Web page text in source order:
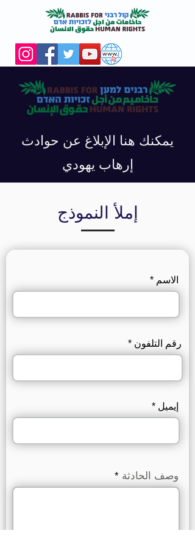
يمكنك هنا الإبلاغ عن حوادث
إرهاب يهودي
إملأ النموذج
الاسم
رقم التلفون
إيميل
وصف الحادثة